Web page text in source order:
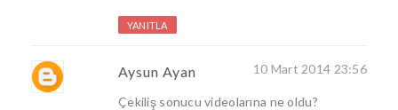
YANITLA
Aysun Ayan 10 Mart 2014 23:56
Çekiliş sonucu videolarına ne oldu?